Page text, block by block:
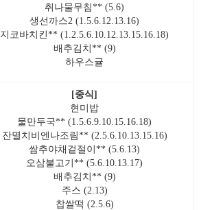
취나물무침** (5.6)
생선까스2 (1.5.6.12.13.16)
지코바치킨** (1.2.5.6.10.12.13.15.16.18)
배추김치** (9)
하우스귤
[중식]
현미밥
물만두국** (1.5.6.9.10.15.16.18)
잔멸치비엔나조림** (2.5.6.10.13.15.16)
쌈추야채겉절이** (5.6.13)
오삼불고기** (5.6.10.13.17)
배추김치** (9)
주스 (2.13)
찹쌀떡 (2.5.6)